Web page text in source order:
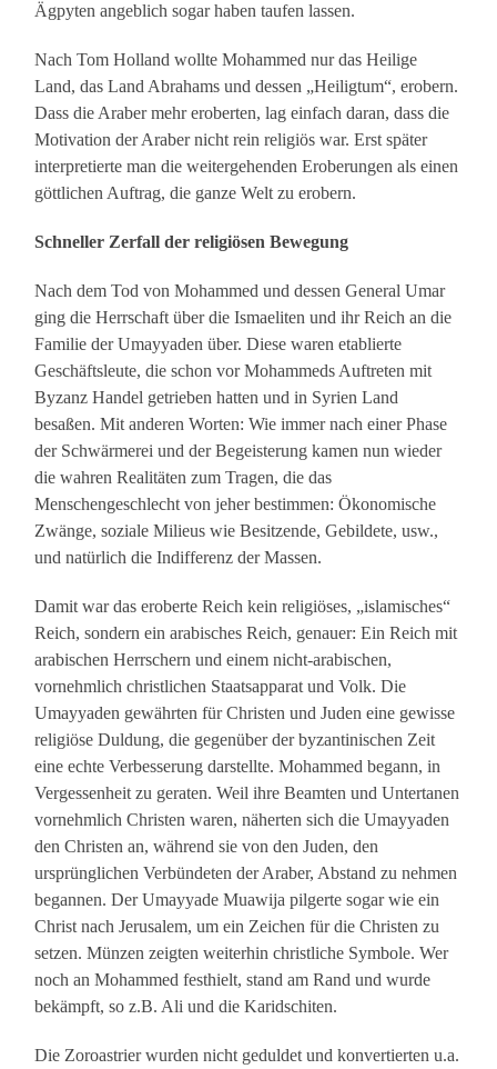
Ägpyten angeblich sogar haben taufen lassen.
Nach Tom Holland wollte Mohammed nur das Heilige
Land, das Land Abrahams und dessen „Heiligtum“, erobern.
Dass die Araber mehr eroberten, lag einfach daran, dass die
Motivation der Araber nicht rein religiös war. Erst später
interpretierte man die weitergehenden Eroberungen als einen
göttlichen Auftrag, die ganze Welt zu erobern.
Schneller Zerfall der religiösen Bewegung
Nach dem Tod von Mohammed und dessen General Umar
ging die Herrschaft über die Ismaeliten und ihr Reich an die
Familie der Umayyaden über. Diese waren etablierte
Geschäftsleute, die schon vor Mohammeds Auftreten mit
Byzanz Handel getrieben hatten und in Syrien Land
besaßen. Mit anderen Worten: Wie immer nach einer Phase
der Schwärmerei und der Begeisterung kamen nun wieder
die wahren Realitäten zum Tragen, die das
Menschengeschlecht von jeher bestimmen: Ökonomische
Zwänge, soziale Milieus wie Besitzende, Gebildete, usw.,
und natürlich die Indifferenz der Massen.
Damit war das eroberte Reich kein religiöses, „islamisches“
Reich, sondern ein arabisches Reich, genauer: Ein Reich mit
arabischen Herrschern und einem nicht-arabischen,
vornehmlich christlichen Staatsapparat und Volk. Die
Umayyaden gewährten für Christen und Juden eine gewisse
religiöse Duldung, die gegenüber der byzantinischen Zeit
eine echte Verbesserung darstellte. Mohammed begann, in
Vergessenheit zu geraten. Weil ihre Beamten und Untertanen
vornehmlich Christen waren, näherten sich die Umayyaden
den Christen an, während sie von den Juden, den
ursprünglichen Verbündeten der Araber, Abstand zu nehmen
begannen. Der Umayyade Muawija pilgerte sogar wie ein
Christ nach Jerusalem, um ein Zeichen für die Christen zu
setzen. Münzen zeigten weiterhin christliche Symbole. Wer
noch an Mohammed festhielt, stand am Rand und wurde
bekämpft, so z.B. Ali und die Karidschiten.
Die Zoroastrier wurden nicht geduldet und konvertierten u.a.